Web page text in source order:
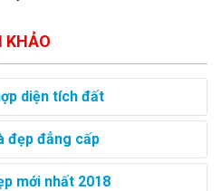
KHẢO
diện tích đất
đẹp đẳng cấp
mới nhất 2018